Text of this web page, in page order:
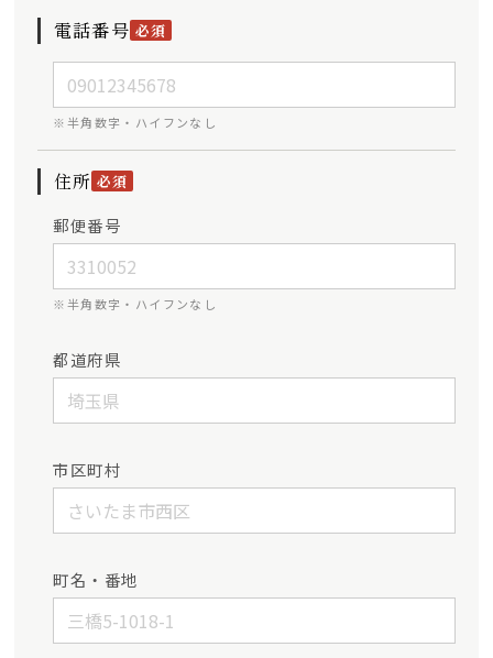
電話番号 必須
※半角数字・ハイフンなし
住所 必須
郵便番号
※半角数字・ハイフンなし
都道府県
市区町村
町名・番地